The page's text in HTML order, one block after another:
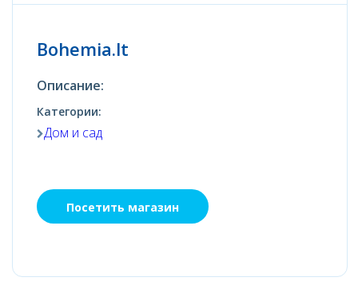
Bohemia.lt
Описание:
Категории:
Дом и сад
Посетить магазин